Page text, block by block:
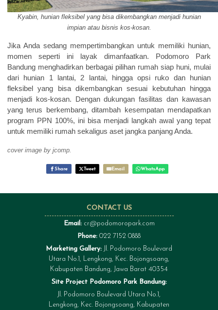
Kyabin, hunian fleksibel yang bisa dikembangkan menjadi hunian
impian atau bisnis kos-kosan.
Jika Anda sedang mempertimbangkan untuk memiliki hunian,
momen seperti ini layak dimanfaatkan. Podomoro Park
Bandung menghadirkan berbagai pilihan rumah siap huni, mulai
dari hunian 1 lantai, 2 lantai, hingga opsi ruko dan hunian
fleksibel yang bisa dikembangkan sesuai kebutuhan hingga
menjadi kos-kosan. Dengan dukungan fasilitas dan kawasan
yang terus berkembang, ditambah kesempatan mendapatkan
program PPN 100%, ini bisa menjadi langkah awal yang tepat
untuk memiliki rumah sekaligus aset jangka panjang Anda.
cover image by jcomp.
Share Tweet Email WhatsApp
CONTACT US
Email: cr@podomoropark.com
Phone: 022 7152 0888
Marketing Gallery: Jl. Podomoro Boulevard
Utara No.1, Lengkong, Kec. Bojongsoang,
Kabupaten Bandung, Jawa Barat 40354
Site Project Podomoro Park Bandung:
Jl. Podomoro Boulevard Utara No.1,
Lengkong, Kec. Bojongsoang, Kabupaten